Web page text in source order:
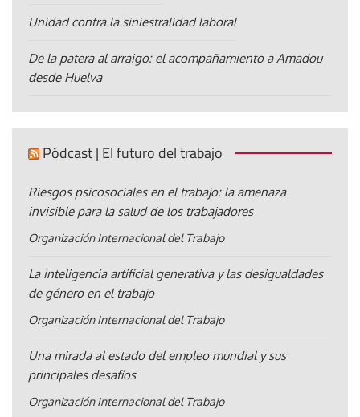
Unidad contra la siniestralidad laboral
De la patera al arraigo: el acompañamiento a Amadou
desde Huelva
Pódcast | El futuro del trabajo
Riesgos psicosociales en el trabajo: la amenaza
invisible para la salud de los trabajadores
Organización Internacional del Trabajo
La inteligencia artificial generativa y las desigualdades
de género en el trabajo
Organización Internacional del Trabajo
Una mirada al estado del empleo mundial y sus
principales desafíos
Organización Internacional del Trabajo